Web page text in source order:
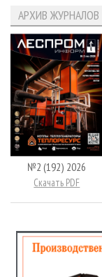
АРХИВ ЖУРНАЛОВ
№2 (192) 2026
Скачать PDF